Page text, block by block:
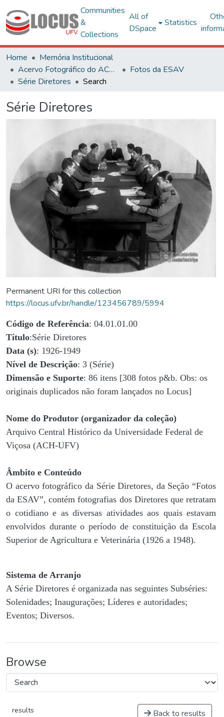
Communities
&
Collections
All of
DSpace
Statistics
Home
Memória Institucional
Acervo Fotográfico do ACH-UFV
Fotos da ESAV
Série Diretores
Search
Série Diretores
Permanent URI for this collection
https://locus.ufv.br/handle/123456789/5994
Código de Referência: 04.01.01.00
Título:Série Diretores
Data (s): 1926-1949
Nível de Descrição: 3 (Série)
Dimensão e Suporte: 86 itens [308 fotos p&b. Obs: os
originais duplicados não foram lançados no Locus]
Nome do Produtor (organizador da coleção)
Arquivo Central Histórico da Universidade Federal de
Viçosa (ACH-UFV)
Âmbito e Conteúdo
O acervo fotográfico da Série Diretores, da Seção “Fotos
da ESAV”, contém fotografias dos Diretores que retratam
o cotidiano e as diversas atividades aos quais estavam
envolvidos durante o período de constituição da Escola
Superior de Agricultura e Veterinária (1926 a 1948).
Sistema de Arranjo
A Série Diretores é organizada nas seguintes Subséries:
Solenidades; Inaugurações; Líderes e autoridades;
Eventos; Diversos.
Browse
results Back to results